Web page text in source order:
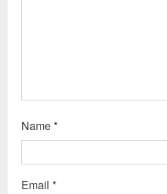
Name*
Email*